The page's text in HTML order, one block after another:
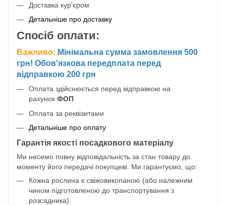
Доставка кур'єром
Детальніше про доставку
Спосіб оплати:
Важливо: Мінімальна сумма замовлення 500
грн! Обов'язкова передплата перед
відправкою 200 грн
Оплата здійснюється перед відправкою на
рахунок ФОП
Оплата за реквізитами
Детальніше про оплату
Гарантія якості посадкового матеріалу
Ми несемо повну відповідальність за стан товару до
моменту його передачі покупцеві. Ми гарантуємо, що:
Кожна рослина є свіжовикопаною (або належним
чином підготовленою до транспортування з
розсадника).